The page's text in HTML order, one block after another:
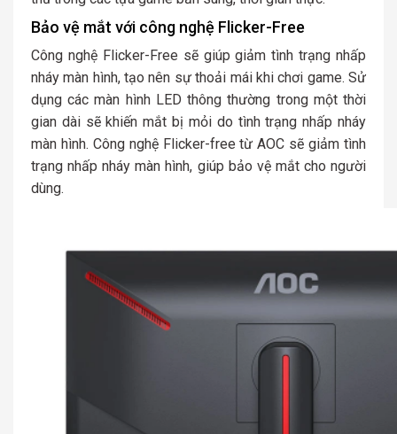
Bảo vệ mắt với công nghệ Flicker-Free
Công nghệ Flicker-Free sẽ giúp giảm tình trạng nhấp
nháy màn hình, tạo nên sự thoải mái khi chơi game. Sử
dụng các màn hình LED thông thường trong một thời
gian dài sẽ khiến mắt bị mỏi do tình trạng nhấp nháy
màn hình. Công nghệ Flicker-free từ AOC sẽ giảm tình
trạng nhấp nháy màn hình, giúp bảo vệ mắt cho người
dùng.